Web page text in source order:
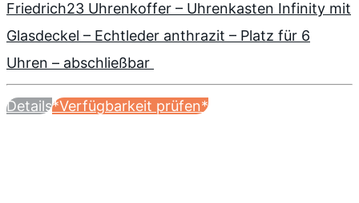
Friedrich23 Uhrenkoffer – Uhrenkasten Infinity mit
Glasdeckel – Echtleder anthrazit – Platz für 6
Uhren – abschließbar
Details*Verfügbarkeit prüfen*